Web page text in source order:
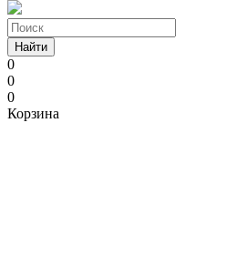
Найти
0
0
0
Корзина